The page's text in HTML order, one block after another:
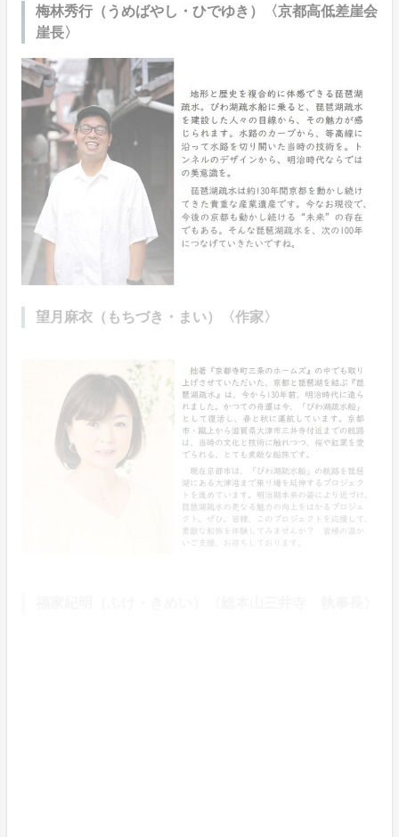
梅林秀行（うめばやし・ひでゆき）〈京都高低差崖会
崖長〉
望月麻衣（もちづき・まい）〈作家〉